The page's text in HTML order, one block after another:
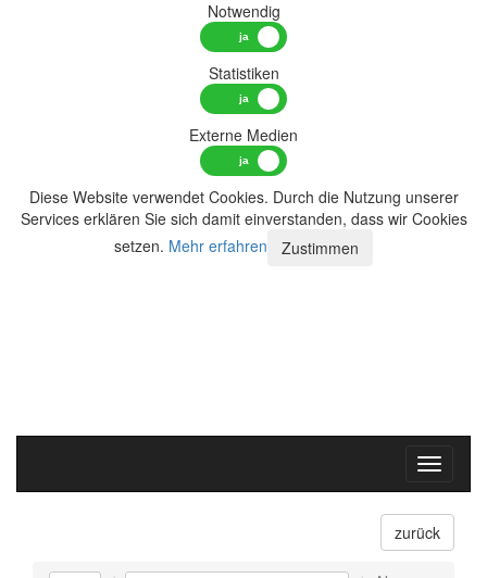
Notwendig
Statistiken
Externe Medien
Diese Website verwendet Cookies. Durch die Nutzung unserer
Services erklären Sie sich damit einverstanden, dass wir Cookies
setzen. Mehr erfahren Zustimmen
Toggle
zurück